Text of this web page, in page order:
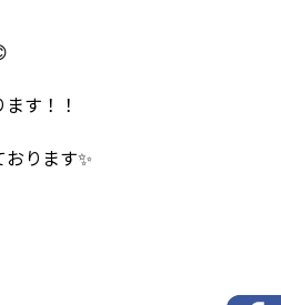
す！！
ります✨